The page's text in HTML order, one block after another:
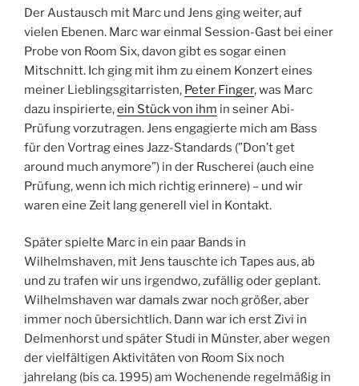
Der Austausch mit Marc und Jens ging weiter, auf
vielen Ebenen. Marc war einmal Session-Gast bei einer
Probe von Room Six, davon gibt es sogar einen
Mitschnitt. Ich ging mit ihm zu einem Konzert eines
meiner Lieblingsgitarristen, Peter Finger, was Marc
dazu inspirierte,ein Stück von ihm in seiner Abi-
Prüfung vorzutragen. Jens engagierte mich am Bass
für den Vortrag eines Jazz-Standards (”Don’t get
around much anymore”) in der Ruscherei (auch eine
Prüfung, wenn ich mich richtig erinnere) – und wir
waren eine Zeit lang generell viel in Kontakt.
Später spielte Marc in ein paar Bands in
Wilhelmshaven, mit Jens tauschte ich Tapes aus, ab
und zu trafen wir uns irgendwo, zufällig oder geplant.
Wilhelmshaven war damals zwar noch größer, aber
immer noch übersichtlich. Dann war ich erst Zivi in
Delmenhorst und später Studi in Münster, aber wegen
der vielfältigen Aktivitäten von Room Six noch
jahrelang (bis ca. 1995) am Wochenende regelmäßig in